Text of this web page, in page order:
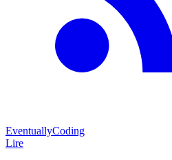
EventuallyCoding
Lire